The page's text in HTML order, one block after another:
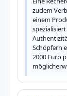
zudem
einem
Schöpfern
2000 Euro